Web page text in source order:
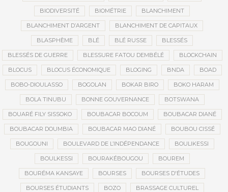
BIODIVERSITÉ BIOMÉTRIE BLANCHIMENT
BLANCHIMENT D’ARGENT BLANCHIMENT DE CAPITAUX
BLASPHÈME BLÉ BLÉ RUSSE BLESSÉS
BLESSÉS DE GUERRE BLESSURE FATOU DEMBÉLÉ BLOCKCHAIN
BLOCUS BLOCUS ÉCONOMIQUE BLOGING BNDA BOAD
BOBO-DIOULASSO BOGOLAN BOKAR BIRO BOKO HARAM
BOLA TINUBU BONNE GOUVERNANCE BOTSWANA
BOUARÉ FILY SISSOKO BOUBACAR BOCOUM BOUBACAR DIANÉ
BOUBACAR DOUMBIA BOUBACAR MAO DIANÉ BOUBOU CISSÉ
BOUGOUNI BOULEVARD DE L’INDÉPENDANCE BOULIKESSI
BOULKESSI BOURAKÉBOUGOU BOUREM
BOURÉMA KANSAYE BOURSES BOURSES D'ÉTUDES
BOURSES ÉTUDIANTS BOZO BRASSAGE CULTUREL